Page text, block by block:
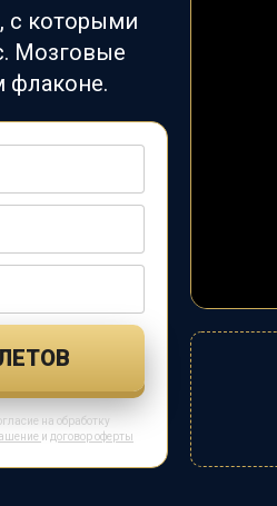
с которыми
Мозговые
флаконе.
на обработку
и договор оферты